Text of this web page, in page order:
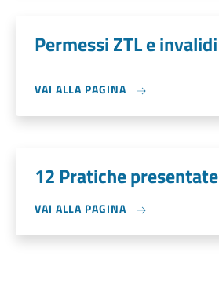
Permessi ZTL e invalidi
VAI ALLA PAGINA
12 Pratiche presentate
VAI ALLA PAGINA